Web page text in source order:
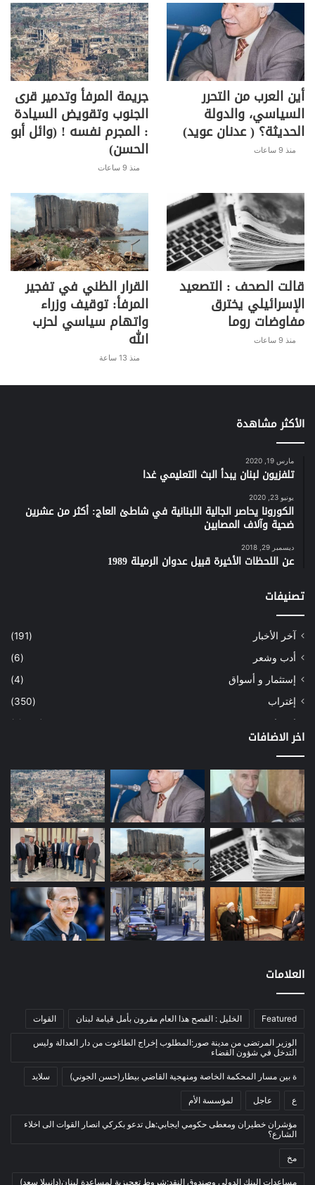
أين العرب من التحرر
السياسي، والدولة
الحديثة؟ ( عدنان عويد)
منذ 9 ساعات
جريمة المرفأ وتدمير قرى
الجنوب وتقويض السيادة
: المجرم نفسه ! (وائل أبو
الحسن)
منذ 9 ساعات
قالت الصحف : التصعيد
الإسرائيلي يخترق
مفاوضات روما
منذ 9 ساعات
القرار الظني في تفجير
المرفأ: توقيف وزراء
واتهام سياسي لحزب
الله
منذ 13 ساعة
الأكثر مشاهدة
مارس 19, 2020
تلفزيون لبنان يبدأ البث التعليمي غدا
يونيو 23, 2020
الكورونا يحاصر الجالية اللبنانية في شاطئ العاج: أكثر من عشرين
ضحية وآلاف المصابين
ديسمبر 29, 2018
عن اللحظات الأخيرة قبيل عدوان الرميلة 1989
تصنيفات
آخر الأخبار
(191)
أدب وشعر
(6)
إستثمار و أسواق
(4)
إغتراب
(350)
إقتصاد
(1٬039)
إعمار
(3)
بيئة
(16)
دراسة
(24)
طاقة
(12)
مصارف
(168)
معادن
(1)
موازنة
نفط
(91)
اتصالات
(26)
بيئة
(1٬227)
أدب وشعر
بروفايل
تربية وتعليم
(73)
اخر الاضافات
العلامات
Featured الخليل : الفصح هذا العام مقرون بأمل قيامة لبنان القوات
الوزير المرتضى من مدينة صور:المطلوب إخراج الطاغوت من دار العدالة وليس
التدخل في شؤون القضاء
ة بين مسار المحكمة الخاصة ومنهجية القاضي بيطار(حسن الجوني) سلايد
ع عاجل لمؤسسة الأم
مؤشران خطيران ومعطى حكومي ايجابي:هل تدعو بكركي انصار القوات الى اخلاء
الشارع؟
مخ
مساعدات البنك الدولي وصندوق النقد:شروط تعجيزية لمساعدة لبنان(دانييلا سعد)